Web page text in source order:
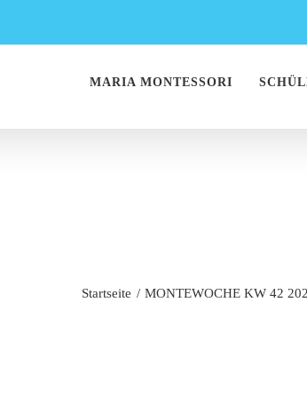
MARIA MONTESSORI
Startseite MONTEWOCHE KW 42